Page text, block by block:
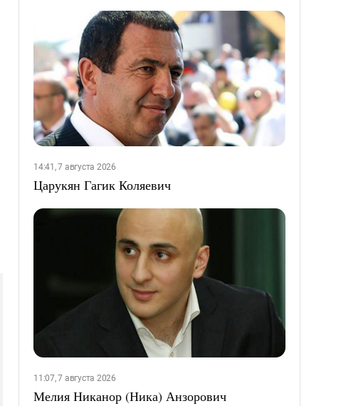
14:41, 7 августа 2026
Царукян Гагик Коляевич
11:07, 7 августа 2026
Мелия Никанор (Ника) Анзорович